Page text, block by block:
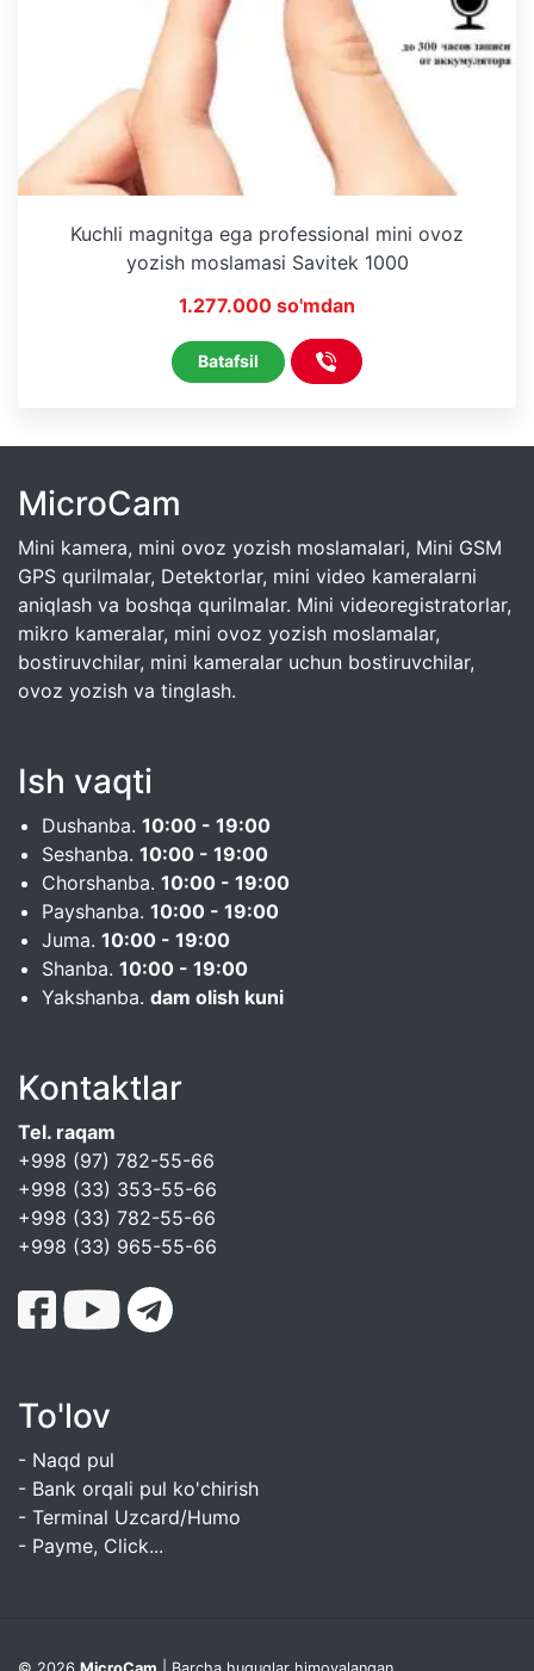
Kuchli magnitga ega professional mini ovoz
yozish moslamasi Savitek 1000
1.277.000 so'mdan
Batafsil
MicroCam
Mini kamera, mini ovoz yozish moslamalari, Mini GSM
GPS qurilmalar, Detektorlar, mini video kameralarni
aniqlash va boshqa qurilmalar. Mini videoregistratorlar,
mikro kameralar, mini ovoz yozish moslamalar,
bostiruvchilar, mini kameralar uchun bostiruvchilar,
ovoz yozish va tinglash.
Ish vaqti
Dushanba. 10:00 - 19:00
Seshanba. 10:00 - 19:00
Chorshanba. 10:00 - 19:00
Payshanba. 10:00 - 19:00
Juma. 10:00 - 19:00
Shanba. 10:00 - 19:00
Yakshanba. dam olish kuni
Kontaktlar
Tel. raqam
+998 (97) 782-55-66
+998 (33) 353-55-66
+998 (33) 782-55-66
+998 (33) 965-55-66
To'lov
- Naqd pul
- Bank orqali pul ko'chirish
- Terminal Uzcard/Humo
- Payme, Click...